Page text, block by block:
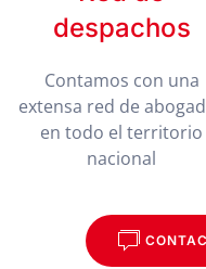
despachos
Contamos con una
extensa red de
en todo el territorio
nacional